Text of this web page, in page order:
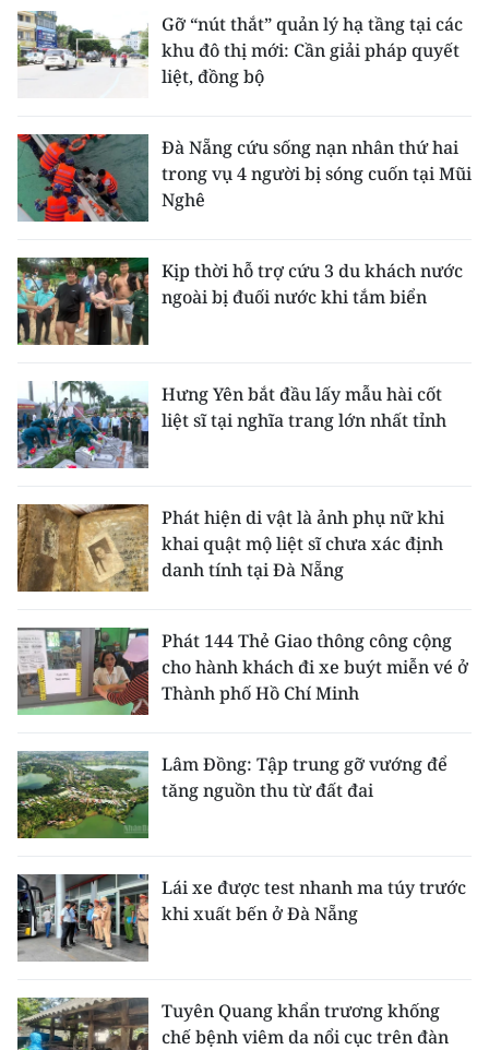
Gỡ “nút thắt” quản lý hạ tầng tại các
khu đô thị mới: Cần giải pháp quyết
liệt, đồng bộ
Đà Nẵng cứu sống nạn nhân thứ hai
trong vụ 4 người bị sóng cuốn tại Mũi
Nghê
Kịp thời hỗ trợ cứu 3 du khách nước
ngoài bị đuối nước khi tắm biển
Hưng Yên bắt đầu lấy mẫu hài cốt
liệt sĩ tại nghĩa trang lớn nhất tỉnh
Phát hiện di vật là ảnh phụ nữ khi
khai quật mộ liệt sĩ chưa xác định
danh tính tại Đà Nẵng
Phát 144 Thẻ Giao thông công cộng
cho hành khách đi xe buýt miễn vé ở
Thành phố Hồ Chí Minh
Lâm Đồng: Tập trung gỡ vướng để
tăng nguồn thu từ đất đai
Lái xe được test nhanh ma túy trước
khi xuất bến ở Đà Nẵng
Tuyên Quang khẩn trương khống
chế bệnh viêm da nổi cục trên đàn